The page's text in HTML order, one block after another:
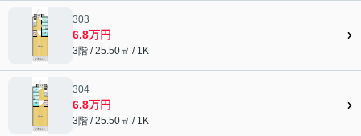
303
6.8万円
3階 / 25.50㎡ / 1K
304
6.8万円
3階 / 25.50㎡ / 1K